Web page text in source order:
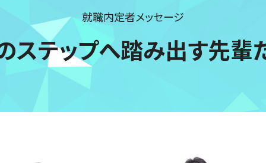
就職内定者メッセージ
ステップへ踏み出す先輩